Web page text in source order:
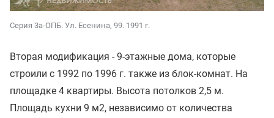
Серия 3а-ОПБ. Ул. Есенина, 99. 1991 г.
Вторая модификация - 9-этажные дома, которые
строили с 1992 по 1996 г. также из блок-комнат. На
площадке 4 квартиры. Высота потолков 2,5 м.
Площадь кухни 9 м2, независимо от количества